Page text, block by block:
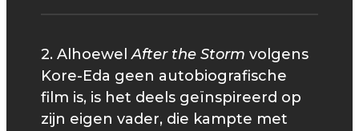
2. AlhoewelAfter the Storm volgens
Kore-Eda geen autobiografische
film is, is het deels geïnspireerd op
zijn eigen vader, die kampte met